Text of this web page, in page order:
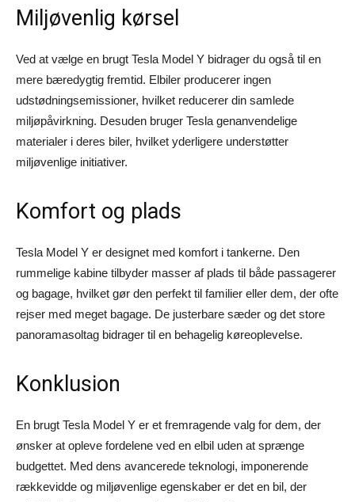
Miljøvenlig kørsel
Ved at vælge en brugt Tesla Model Y bidrager du også til en
mere bæredygtig fremtid. Elbiler producerer ingen
udstødningsemissioner, hvilket reducerer din samlede
miljøpåvirkning. Desuden bruger Tesla genanvendelige
materialer i deres biler, hvilket yderligere understøtter
miljøvenlige initiativer.
Komfort og plads
Tesla Model Y er designet med komfort i tankerne. Den
rummelige kabine tilbyder masser af plads til både passagerer
og bagage, hvilket gør den perfekt til familier eller dem, der ofte
rejser med meget bagage. De justerbare sæder og det store
panoramasoltag bidrager til en behagelig køreoplevelse.
Konklusion
En brugt Tesla Model Y er et fremragende valg for dem, der
ønsker at opleve fordelene ved en elbil uden at sprænge
budgettet. Med dens avancerede teknologi, imponerende
rækkevidde og miljøvenlige egenskaber er det en bil, der